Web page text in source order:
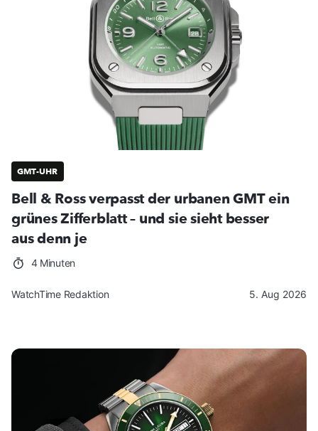
GMT-UHR
Bell & Ross verpasst der urbanen GMT ein
grünes Zifferblatt – und sie sieht besser
aus denn je
4 Minuten
WatchTime Redaktion 5. Aug 2026